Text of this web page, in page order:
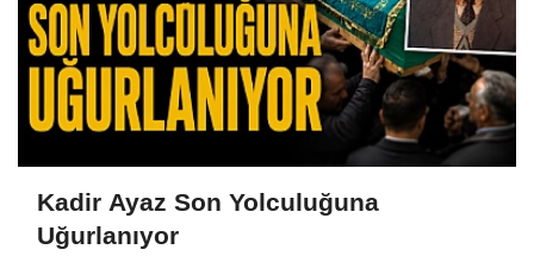
Kadir Ayaz Son Yolculuğuna
Uğurlanıyor